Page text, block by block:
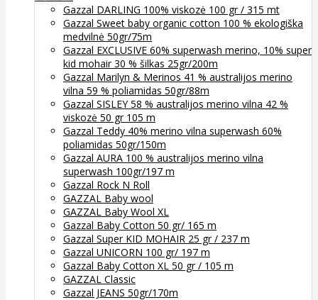
Gazzal DARLING 100% viskozė 100 gr / 315 mt
Gazzal Sweet baby organic cotton 100 % ekologiška
medvilnė 50gr/75m
Gazzal EXCLUSIVE 60% superwash merino, 10% super
kid mohair 30 % šilkas 25gr/200m
Gazzal Marilyn & Merinos 41 % australijos merino
vilna 59 % poliamidas 50gr/88m
Gazzal SISLEY 58 % australijos merino vilna 42 %
viskozė 50 gr 105 m
Gazzal Teddy 40% merino vilna superwash 60%
poliamidas 50gr/150m
Gazzal AURA 100 % australijos merino vilna
superwash 100gr/197 m
Gazzal Rock N Roll
GAZZAL Baby wool
GAZZAL Baby Wool XL
Gazzal Baby Cotton 50 gr/ 165 m
Gazzal Super KID MOHAIR 25 gr / 237 m
Gazzal UNICORN 100 gr/ 197 m
Gazzal Baby Cotton XL 50 gr / 105 m
GAZZAL Classic
Gazzal JEANS 50gr/170m